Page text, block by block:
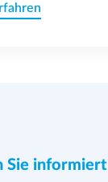
Sie informiert